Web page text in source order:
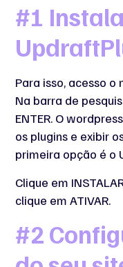
#1
Para isso, acesso o
Na barra de
ENTER. O
os plugins e exibir
primeira opção é o
Clique em
clique em ATIVAR.
#2